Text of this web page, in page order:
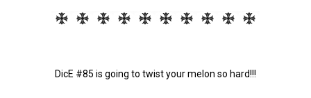
DicE #85 is going to twist your melon so hard!!!